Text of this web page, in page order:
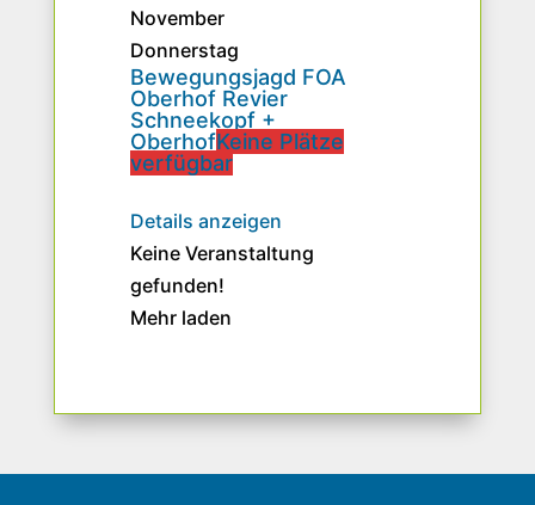
November
Donnerstag
Bewegungsjagd FOA
Oberhof Revier
Schneekopf +
OberhofKeine Plätze
verfügbar
Details anzeigen
Keine Veranstaltung
gefunden!
Mehr laden